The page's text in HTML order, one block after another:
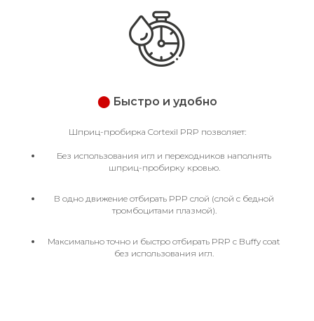
⬤ Быстро и удобно
Шприц-пробирка Cortexil PRP позволяет:
Без использования игл и переходников наполнять
шприц-пробирку кровью.
В одно движение отбирать PPP слой (слой с бедной
тромбоцитами плазмой).
Максимально точно и быстро отбирать PRP с Buffy coat
без использования игл.